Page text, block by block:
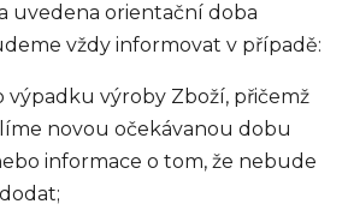
uvedena orientační doba
vždy informovat v případě:
výpadku výroby Zboží, přičemž
novou očekávanou dobu
informace o tom, že nebude